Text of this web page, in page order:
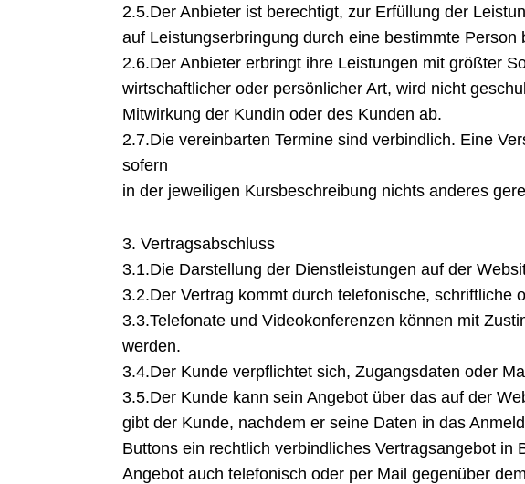
2.5.Der Anbieter ist berechtigt, zur Erfüllung der
auf Leistungserbringung durch eine bestimmte Person
2.6.Der Anbieter erbringt ihre Leistungen mit größter
wirtschaftlicher oder persönlicher Art, wird nicht
Mitwirkung der Kundin oder des Kunden ab.
2.7.Die vereinbarten Termine sind verbindlich. Eine
sofern
in der jeweiligen Kursbeschreibung nichts anderes
3. Vertragsabschluss
3.1.Die Darstellung der Dienstleistungen auf der
3.2.Der Vertrag kommt durch telefonische, schriftliche
3.3.Telefonate und Videokonferenzen können mit
werden.
3.4.Der Kunde verpflichtet sich, Zugangsdaten oder
3.5.Der Kunde kann sein Angebot über das auf der
gibt der Kunde, nachdem er seine Daten in das
Buttons ein rechtlich verbindliches Vertragsangebot
Angebot auch telefonisch oder per Mail gegenüber